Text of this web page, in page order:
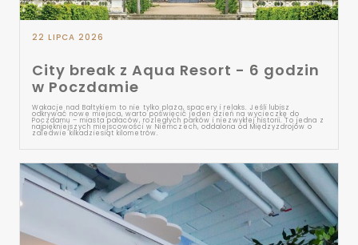
22 LIPCA 2026
City break z Aqua Resort - 6 godzin
w Poczdamie
Wakacje nad Bałtykiem to nie tylko plaża, spacery i relaks. Jeśli lubisz
odkrywać nowe miejsca, warto poświęcić jeden dzień na wycieczkę do
Poczdamu – miasta pałaców, rozległych parków i niezwykłej historii. To jedna z
najpiękniejszych miejscowości w Niemczech, oddalona od Międzyzdrojów o
zaledwie kilkadziesiąt kilometrów.